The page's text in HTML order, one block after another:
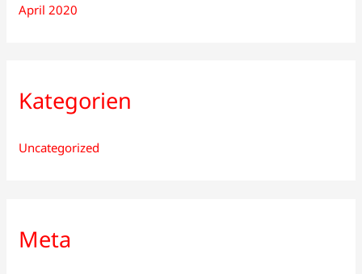
April 2020
Kategorien
Uncategorized
Meta